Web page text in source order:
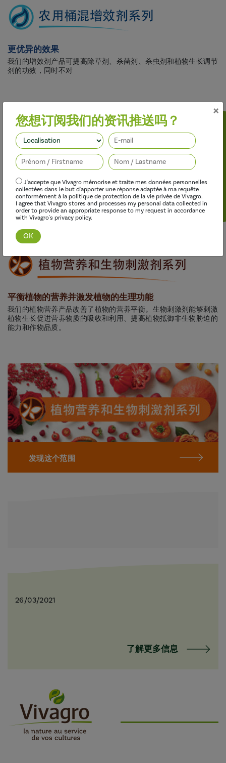
更优异的效果
我们的增效剂产品可提高除草剂、杀菌剂、杀虫剂和植物生长调节
剂的功效，同时不对
发现这个范围
平衡植物的营养并激发植物的生理功能
我们的植物营养产品改善了植物的营养平衡。生物刺激剂能够刺激
植物生长促进营养物质的吸收和利用、提高植物抵御非生物胁迫的
能力和作物品质。
发现这个范围
26/03/2021
了解更多信息
×
您想订阅我们的资讯推送吗？
J'accepte que Vivagro mémorise et traite mes données personnelles
collectées dans le but d'apporter une réponse adaptée à ma requête
conformément à la politique de protection de la vie privée de Vivagro.
I agree that Vivagro stores and processes my personal data collected in
order to provide an appropriate response to my request in accordance
with Vivagro's privacy policy.